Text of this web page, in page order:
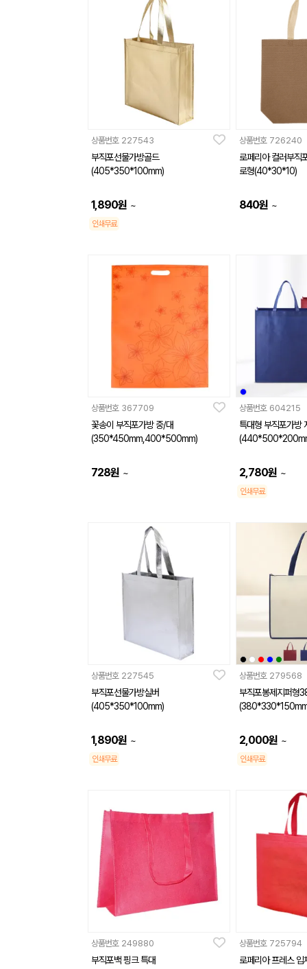
상품번호 227543
부직포선물가방골드
(405*350*100mm)
1,890원 ~
인쇄무료
상품번호 726240
로페리아 컬러부직
로형(40*30*10)
840원 ~
상품번호 367709
꽃송이 부직포가방 중/대
(350*450mm,400*500mm)
728원 ~
상품번호 604215
특대형 부직포가방
2,780원 ~
인쇄무료
상품번호 227545
부직포선물가방실버
(405*350*100mm)
1,890원 ~
인쇄무료
상품번호 279568
부직포봉제지퍼형
2,000원 ~
인쇄무료
상품번호 249880
부직포백 핑크 특대
상품번호 725794
로페리아 프레스 입